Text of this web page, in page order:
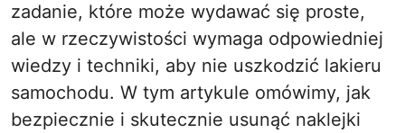
zadanie, które może wydawać się proste,
ale w rzeczywistości wymaga odpowiedniej
wiedzy i techniki, aby nie uszkodzić lakieru
samochodu. W tym artykule omówimy, jak
bezpiecznie i skutecznie usunąć naklejki